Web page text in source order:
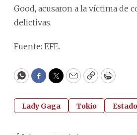
Good, acusaron a la víctima de
delictivas.
Fuente: EFE.
WhatsApp
Facebook
Twitter
EmailCopyPrint
Lady Gaga Tokio